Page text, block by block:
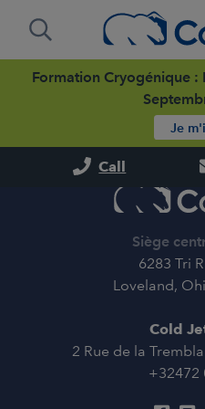
Call
Formation Cryogénique :
Je
Siège
6283 Tri
Loveland,
Cold
2 Rue de la
+32472